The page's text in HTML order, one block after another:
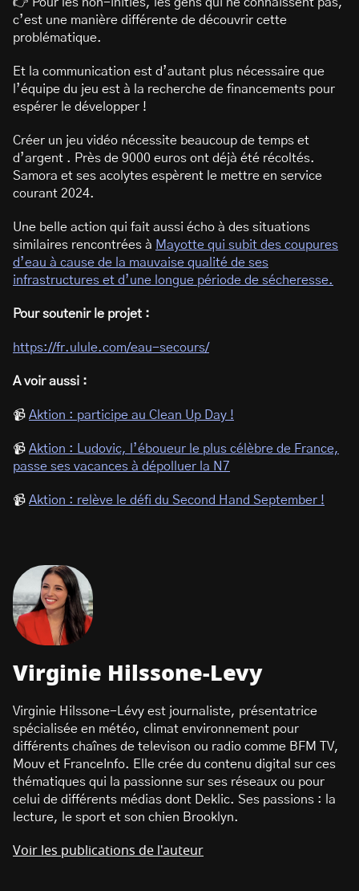
c’est une manière différente de découvrir cette
problématique.
Et la communication est d’autant plus nécessaire que
l’équipe du jeu est à la recherche de financements pour
espérer le développer !
Créer un jeu vidéo nécessite beaucoup de temps et
d’argent . Près de 9000 euros ont déjà été récoltés.
Samora et ses acolytes espèrent le mettre en service
courant 2024.
Une belle action qui fait aussi écho à des situations
similaires rencontrées à Mayotte qui subit des coupures
d’eau à cause de la mauvaise qualité de ses
infrastructures et d’une longue période de sécheresse.
Pour soutenir le projet :
https://fr.ulule.com/eau-secours/
A voir aussi :
📹 Aktion : participe au Clean Up Day !
📹 Aktion : Ludovic, l’éboueur le plus célèbre de France,
passe ses vacances à dépolluer la N7
📹 Aktion : relève le défi du Second Hand September !
Virginie Hilssone-Levy
Virginie Hilssone-Lévy est journaliste, présentatrice
spécialisée en météo, climat environnement pour
différents chaînes de televison ou radio comme BFM TV,
Mouv et FranceInfo. Elle crée du contenu digital sur ces
thématiques qui la passionne sur ses réseaux ou pour
celui de différents médias dont Deklic. Ses passions : la
lecture, le sport et son chien Brooklyn.
Voir les publications de l'auteur